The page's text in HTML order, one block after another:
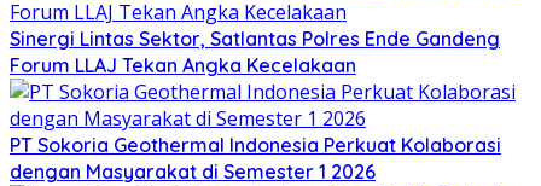
Sinergi Lintas Sektor, Satlantas Polres Ende Gandeng
Forum LLAJ Tekan Angka Kecelakaan
PT Sokoria Geothermal Indonesia Perkuat Kolaborasi
dengan Masyarakat di Semester 1 2026